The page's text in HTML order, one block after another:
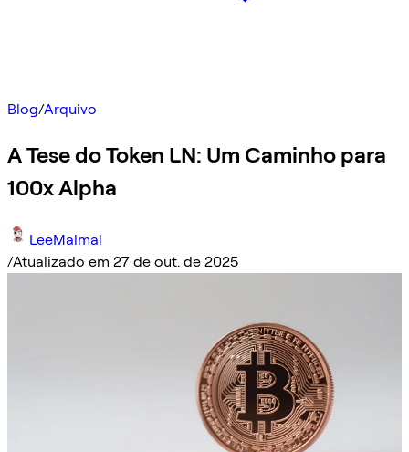
Blog/Arquivo
A Tese do Token LN: Um Caminho para
100x Alpha
LeeMaimai
/Atualizado em 27 de out. de 2025